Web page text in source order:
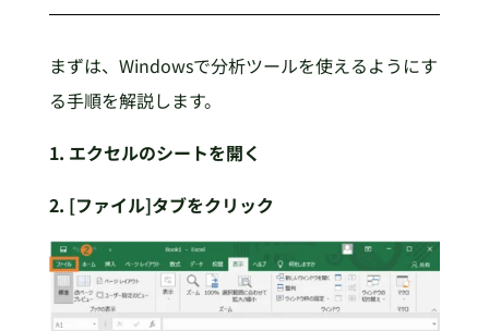
まずは、Windowsで分析ツールを使えるようにす
る手順を解説します。
1. エクセルのシートを開く
2. [ファイル]タブをクリック